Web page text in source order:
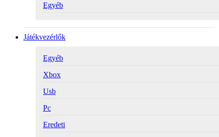
Egyéb
Játékvezérlők
Egyéb
Xbox
Usb
Pc
Eredeti